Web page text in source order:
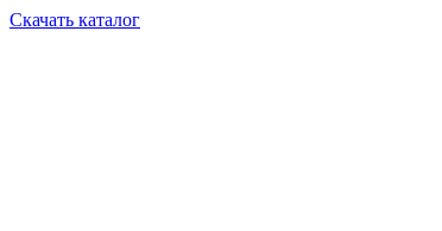
Скачать каталог